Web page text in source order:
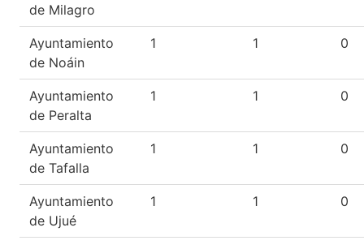
de Milagro
Ayuntamiento
de Noáin
1 1 0
Ayuntamiento
de Peralta
1 1 0
Ayuntamiento
de Tafalla
1 1 0
Ayuntamiento
de Ujué
1 1 0